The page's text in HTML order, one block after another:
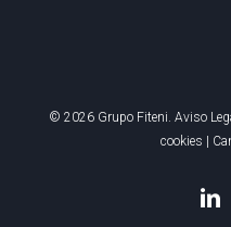
© 2026 Grupo Fiteni. Aviso
cookies